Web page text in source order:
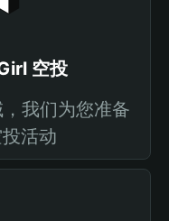
空投
我们为您准备
活动